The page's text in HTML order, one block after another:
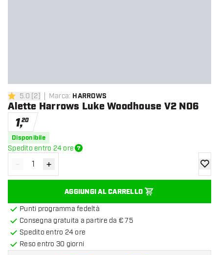
5 stelle di valutazione
5.0 [2] Marca: HARROWS
Alette Harrows Luke Woodhouse V2 NO6
1,20
Disponibile
Spedito entro 24 ore
Diminuisci quantità
- Aumenta quantità
+
AGGIUNGI AL CARRELLO
Punti programma fedeltà
Consegna gratuita a partire da € 75
Spedito entro 24 ore
Reso entro 30 giorni